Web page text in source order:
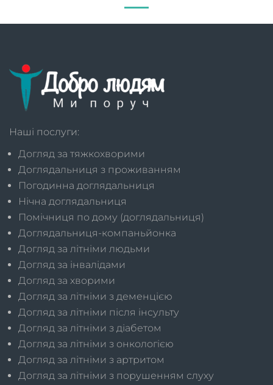
Наші послуги:
Догляд за тяжкохворими
Доглядальниця з проживанням
Погодинна доглядальниця
Нічна доглядальниця
Помічниця по дому (доглядальниця)
Доглядальниця-компаньйонка
Догляд за літніми людьми
Догляд за інвалідами
Догляд за хворими
Догляд за літніми з деменцією
Догляд за літніми після інсульту
Догляд за літніми з діабетом
Догляд за літніми з онкологією
Догляд за літніми з артритом
Догляд за літніми з порушенням слуху